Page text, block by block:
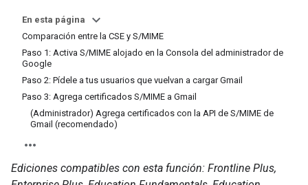
En esta página
Comparación entre la CSE y S/MIME
Paso 1: Activa S/MIME alojado en la Consola del administrador de
Google
Paso 2: Pídele a tus usuarios que vuelvan a cargar Gmail
Paso 3: Agrega certificados S/MIME a Gmail
(Administrador) Agrega certificados con la API de S/MIME de
Gmail (recomendado)
Ediciones compatibles con esta función: Frontline Plus,